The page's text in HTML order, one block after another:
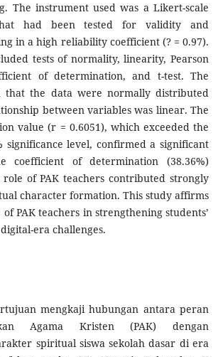
The instrument used was a Likert-scale
had been tested for validity and
in a high reliability coefficient (? = 0.97).
tests of normality, linearity, Pearson
of determination, and t-test. The
that the data were normally distributed
between variables was linear. The
value (r = 0.6051), which exceeded the
significance level, confirmed a significant
coefficient of determination (38.36%)
of PAK teachers contributed strongly
character formation. This study affirms
PAK teachers in strengthening students’
era challenges.
mengkaji hubungan antara peran
Agama Kristen (PAK) dengan
spiritual siswa sekolah dasar di era